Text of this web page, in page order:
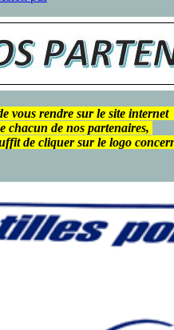
vous rendre sur le site internet
chacun de nos partenaires,
de cliquer sur le logo